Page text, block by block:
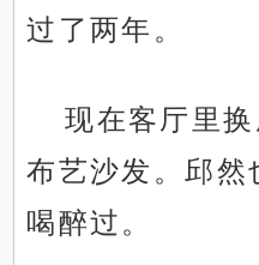
过了两年。
现在客厅里
布艺沙发。邱然
喝醉过。